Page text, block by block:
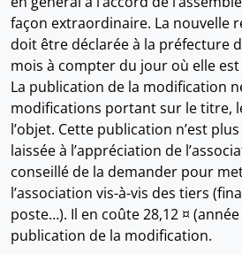
façon extraordinaire. La nouvelle
doit être déclarée à la préfecture
mois à compter du jour où elle
La publication de la modification
modifications portant sur le titre,
l’objet. Cette publication n’est
laissée à l’appréciation de
conseillé de la demander pour
l’association vis-à-vis des tiers
poste…). Il en coûte 28,12 ¤
publication de la modification.